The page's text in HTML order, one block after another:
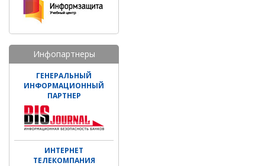
Инфопартнеры
ГЕНЕРАЛЬНЫЙ
ИНФОРМАЦИОННЫЙ
ПАРТНЕР
ИНТЕРНЕТ
ТЕЛЕКОМПАНИЯ